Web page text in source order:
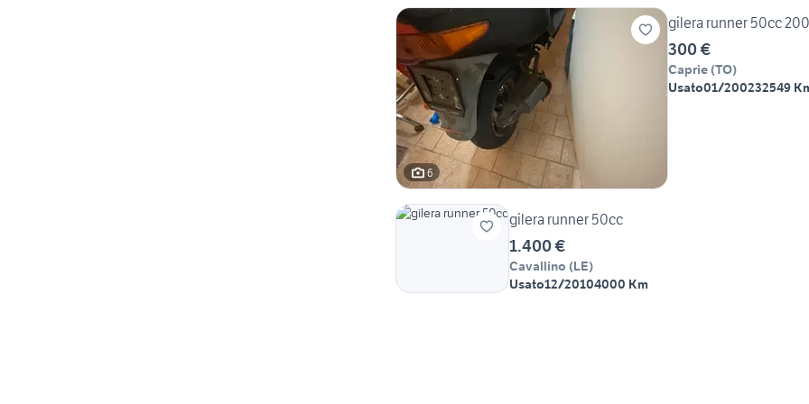
6
gilera runner 50cc
300 €
Caprie (TO)
Usato01/200232549
gilera runner 50cc
1.400 €
Cavallino (LE)
Usato12/20104000 Km